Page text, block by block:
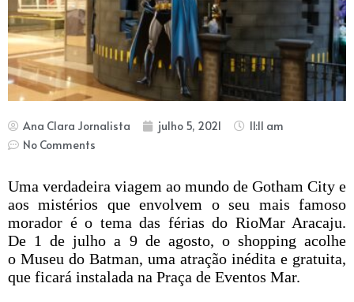
Ana Clara Jornalista julho 5, 2021
11:11 am
No Comments
Uma verdadeira viagem ao mundo de Gotham City e
aos mistérios que envolvem o seu mais famoso
morador é o tema das férias do RioMar Aracaju.
De 1 de julho a 9 de agosto, o shopping acolhe
o Museu do Batman, uma atração inédita e gratuita,
que ficará instalada na Praça de Eventos Mar.